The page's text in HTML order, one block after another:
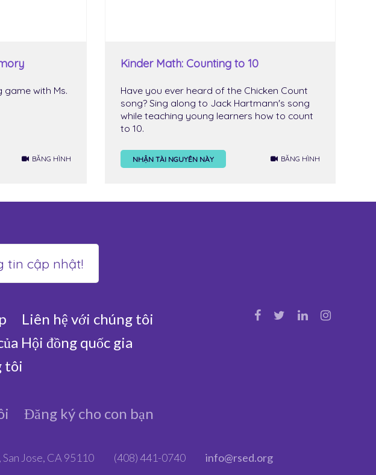
with Ms.
BĂNG HÌNH
Kinder Math: Counting to 10
Have you ever heard of the Chicken Count
song? Sing along to Jack Hartmann's song
while teaching young learners how to count
to 10.
NHẬN TÀI NGUYÊN NÀY BĂNG HÌNH
Liên hệ với chúng tôi
Hội đồng quốc gia
tôi
Đăng ký cho con bạn
Jose, CA 95110 (408) 441-0740 info@rsed.org